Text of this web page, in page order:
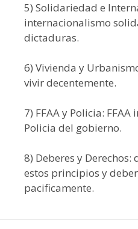
5) Solidariedad e
internacionalismo
dictaduras.
6) Vivienda y
vivir decentemente.
7) FFAA y Policia:
Policia del gobierno.
8) Deberes y
estos principios y
pacificamente.